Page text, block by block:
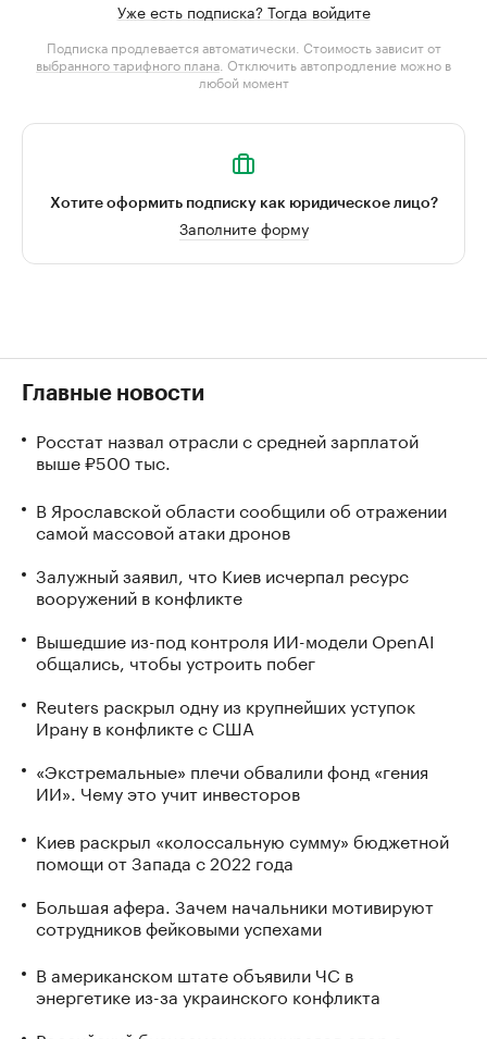
Уже есть подписка? Тогда войдите
Подписка продлевается автоматически. Стоимость зависит от
выбранного тарифного плана . Отключить автопродление можно в
любой момент
Хотите оформить подписку как юридическое лицо?
Заполните форму
Главные новости
Росстат назвал отрасли с средней зарплатой
выше ₽500 тыс.
В Ярославской области сообщили об отражении
самой массовой атаки дронов
Залужный заявил, что Киев исчерпал ресурс
вооружений в конфликте
Вышедшие из-под контроля ИИ-модели OpenAI
общались, чтобы устроить побег
Reuters раскрыл одну из крупнейших уступок
Ирану в конфликте с США
«Экстремальные» плечи обвалили фонд «гения
ИИ». Чему это учит инвесторов
Киев раскрыл «колоссальную сумму» бюджетной
помощи от Запада с 2022 года
Большая афера. Зачем начальники мотивируют
сотрудников фейковыми успехами
В американском штате объявили ЧС в
энергетике из-за украинского конфликта